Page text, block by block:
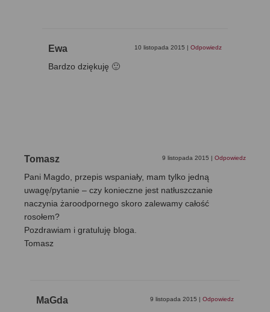
Ewa 10 listopada 2015 | Odpowiedz
Bardzo dziękuję 🙂
Tomasz 9 listopada 2015 | Odpowiedz
Pani Magdo, przepis wspaniały, mam tylko jedną
uwagę/pytanie – czy konieczne jest natłuszczanie
naczynia żaroodpornego skoro zalewamy całość
rosołem?
Pozdrawiam i gratuluję bloga.
Tomasz
MaGda 9 listopada 2015 | Odpowiedz